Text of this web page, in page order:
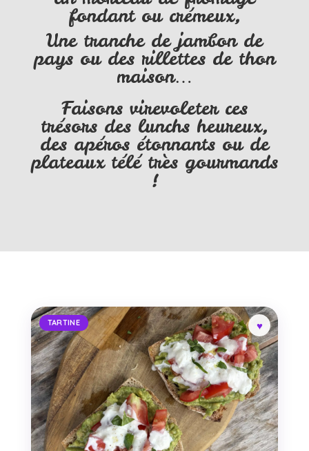
fondant ou crémeux,
Une tranche de jambon de
pays ou des rillettes de thon
maison…
Faisons virevoleter ces
trésors des lunchs heureux,
des apéros étonnants ou de
plateaux télé très gourmands
!
TARTINE